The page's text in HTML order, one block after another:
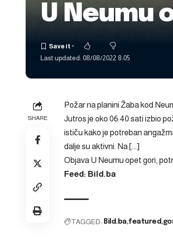
U Neumu
Last updated: 08/08/2022 8:05
SHARE
Požar na planini Žaba kod
Jutros je oko 06:40 sati izbio
ističu kako je potreban
dalje su aktivni. Na […]
Objava U Neumu opet gori,
Feed: Bild.ba
TAGGED: Bild.ba featured